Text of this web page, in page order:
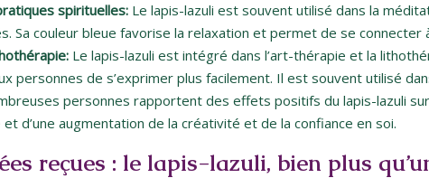
spirituelles: Le lapis-lazuli est souvent utilisé dans la
Sa couleur bleue favorise la relaxation et permet de se connecter
Le lapis-lazuli est intégré dans l’art-thérapie et la
personnes de s’exprimer plus facilement. Il est souvent utilisé
personnes rapportent des effets positifs du lapis-lazuli
d’une augmentation de la créativité et de la confiance en soi.
reçues : le lapis-lazuli, bien plus